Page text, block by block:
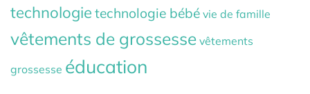
technologie technologie bébé vie de famille
vêtements de grossesse vêtements
grossesse éducation